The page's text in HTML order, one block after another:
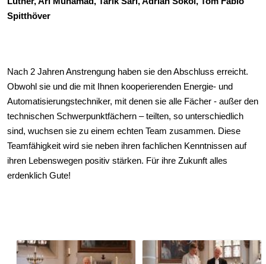
Spitthöver
Nach 2 Jahren Anstrengung haben sie den Abschluss erreicht.
Obwohl sie und die mit Ihnen kooperierenden Energie- und
Automatisierungstechniker, mit denen sie alle Fächer - außer den
technischen Schwerpunktfächern – teilten, so unterschiedlich
sind, wuchsen sie zu einem echten Team zusammen. Diese
Teamfähigkeit wird sie neben ihren fachlichen Kenntnissen auf
ihren Lebenswegen positiv stärken. Für ihre Zukunft alles
erdenklich Gute!